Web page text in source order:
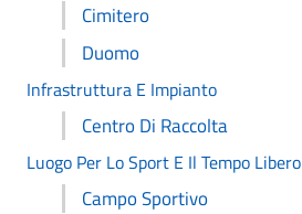
Cimitero
Duomo
Infrastruttura E Impianto
Centro Di Raccolta
Luogo Per Lo Sport E Il Tempo Libero
Campo Sportivo